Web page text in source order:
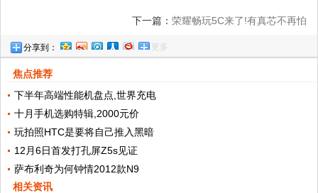
下一篇： 荣耀畅玩5C来了!有真芯不再怕
分享到： 更多
焦点推荐
下半年高端性能机盘点,世界充电
十月手机选购特辑,2000元价
玩拍照HTC是要将自己推入黑暗
12月6日首发打孔屏Z5s见证
萨布利奇为何钟情2012款N9
相关资讯